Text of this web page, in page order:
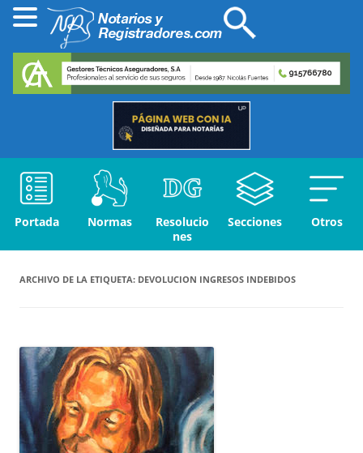
Portada Normas
Resolucio
nes
Secciones Otros
ARCHIVO DE LA ETIQUETA: DEVOLUCION INGRESOS INDEBIDOS